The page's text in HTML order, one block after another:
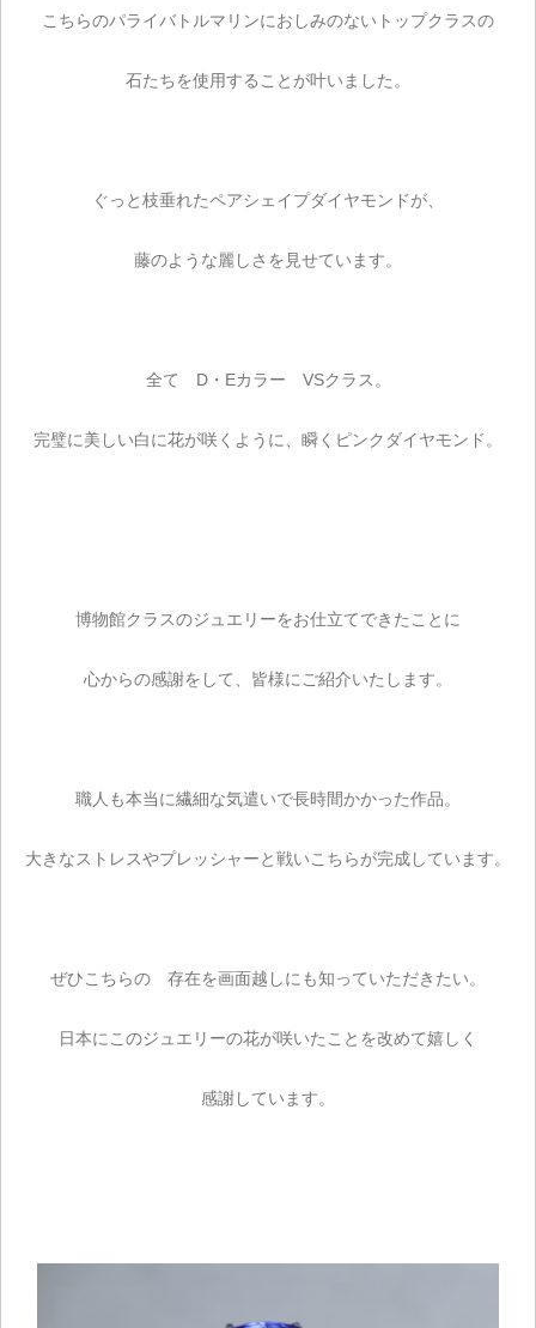
こちらのパライバトルマリンにおしみのないトップクラスの
石たちを使用することが叶いました。
ぐっと枝垂れたペアシェイプダイヤモンドが、
藤のような麗しさを見せています。
全て D・Eカラー VSクラス。
完璧に美しい白に花が咲くように、瞬くピンクダイヤモンド。
博物館クラスのジュエリーをお仕立てできたことに
心からの感謝をして、皆様にご紹介いたします。
職人も本当に繊細な気遣いで長時間かかった作品。
大きなストレスやプレッシャーと戦いこちらが完成しています。
ぜひこちらの 存在を画面越しにも知っていただきたい。
日本にこのジュエリーの花が咲いたことを改めて嬉しく
感謝しています。